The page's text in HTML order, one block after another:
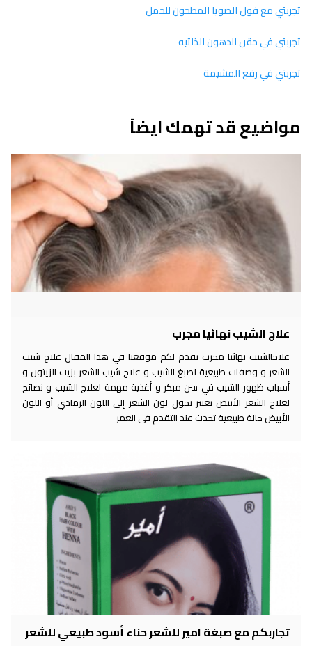
تجربتي مع فول الصويا المطحون للحمل
تجربتي في حقن الدهون الذاتيه
تجربتي في رفع المشيمة
مواضيع قد تهمك ايضاً
علاج الشيب نهائيا مجرب
علاجالشيب نهائيا مجرب يقدم لكم موقعنا في هذا المقال علاج شيب
الشعر و وصفات طبيعية لصبغ الشيب و علاج شيب الشعر بزيت الزيتون و
أسباب ظهور الشيب في سن مبكر و أغذية مهمة لعلاج الشيب و نصائح
لعلاج الشعر الأبيض يعتبر تحول لون الشعر إلى اللون الرمادي أو اللون
الأبيض حالة طبيعية تحدث عند التقدم في العمر
تجاربكم مع صبغة امير للشعر حناء أسود طبيعي للشعر